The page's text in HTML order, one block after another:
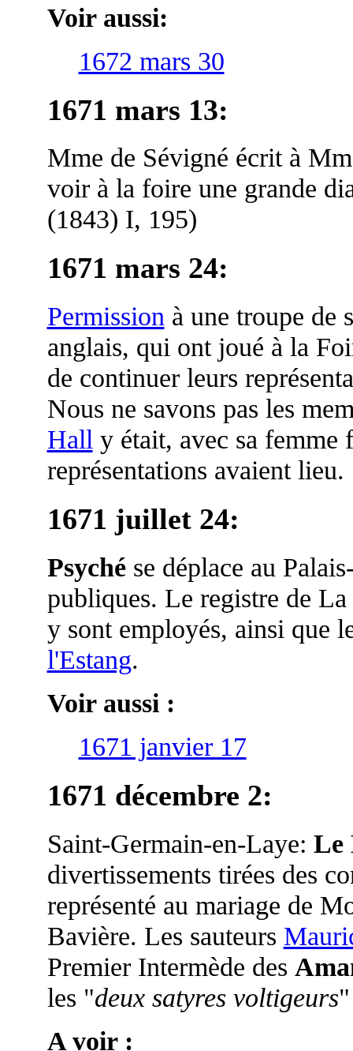
Voir aussi:
1672 mars 30
1671 mars 13:
Mme de Sévigné écrit à
voir à la foire une grande
(1843) I, 195)
1671 mars 24:
Permission à une troupe de
anglais, qui ont joué à la
de continuer leurs
Nous ne savons pas les
Hall y était, avec sa femme
représentations avaient lieu.
1671 juillet 24:
Psychése déplace au
publiques. Le registre de
y sont employés, ainsi que
l'Estang.
Voir aussi :
1671 janvier 17
1671 décembre 2:
Saint-Germain-en-Laye: Le
divertissements tirées des
représenté au mariage de
Bavière. Les sauteurs
Premier Intermède des
les "deux satyres voltigeurs
A voir :